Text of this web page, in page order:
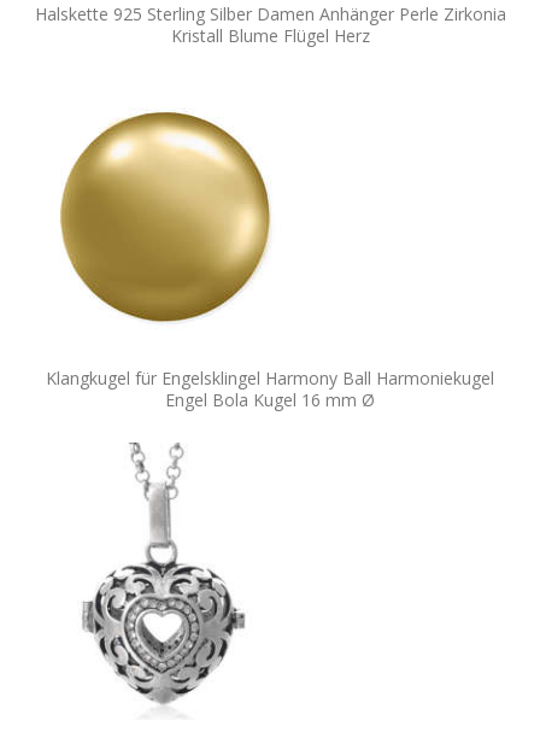
Halskette 925 Sterling Silber Damen Anhänger Perle Zirkonia
Kristall Blume Flügel Herz
Klangkugel für Engelsklingel Harmony Ball Harmoniekugel
Engel Bola Kugel 16 mm Ø